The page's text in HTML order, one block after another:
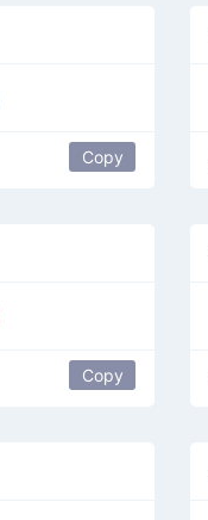
Copy
Copy